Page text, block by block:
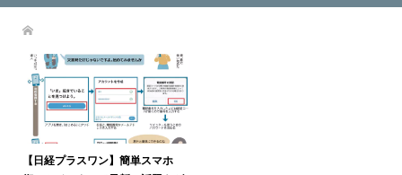
【日経プラスワン】簡単スマホ